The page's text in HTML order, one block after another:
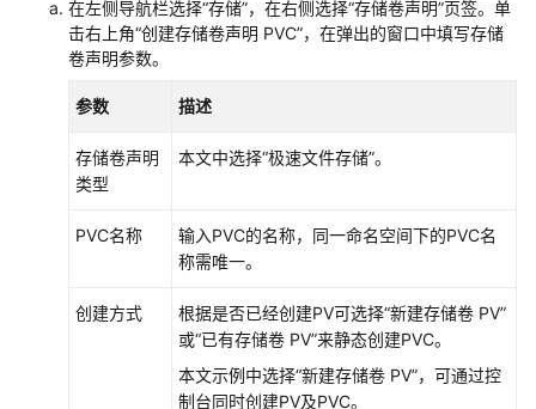
集
群
节
节
池
作
在左侧导航栏选择“存储”，在右侧选择“存储卷声明”页签。单
击右上角“创建存储卷声明 PVC”，在弹出的窗口中填写存储
卷声明参数。
参数 描述
存储卷声明
类型
本文中选择“极速文件存储”。
PVC名称
输入PVC的名称，同一命名空间下的PVC名
称需唯一。
创建方式 根据是否已经创建PV可选择“新建存储卷 PV”
或“已有存储卷 PV”来静态创建PVC。
本文示例中选择“新建存储卷 PV”，可通过控
制台同时创建PV及PVC。